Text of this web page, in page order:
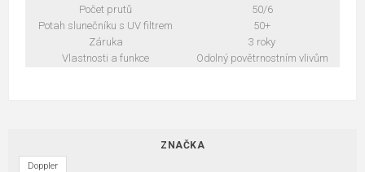
Počet prutů
50/6
Potah slunečníku s UV filtrem
50+
Záruka
3 roky
Vlastnosti a funkce
Odolný povětrnostním vlivům
ZNAČKA
Doppler